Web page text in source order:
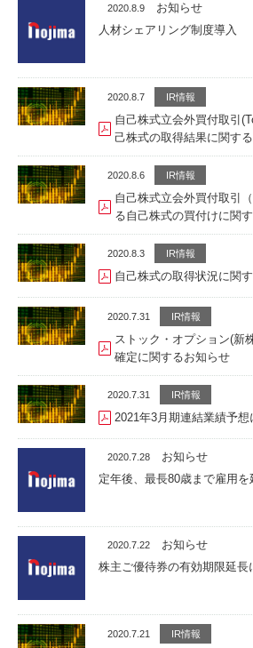
2020.8.9
お知らせ
人材シェアリング制度導入
2020.8.7 IR情報
自己株式立会外買付取引
己株式の取得結果に関す
2020.8.6 IR情報
自己株式立会外買付取引
る自己株式の買付けに関
2020.8.3 IR情報
自己株式の取得状況に関
2020.7.31 IR情報
ストック・オプション(新
確定に関するお知らせ
2020.7.31 IR情報
2021年3月期連結業績予
2020.7.28
お知らせ
定年後、最長80歳まで雇用を
2020.7.22
お知らせ
株主ご優待券の有効期限延長
2020.7.21 IR情報